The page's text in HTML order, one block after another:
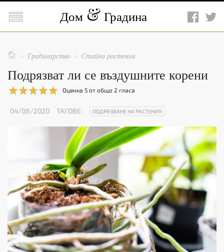
 Дом Градина
  Градинарство  Стайни растения
Подрязват ли се въздушните корени
Оценка 5 от общо 2 гласа
04/08/2020 ТАГОВЕ: ПОДРЯЗВАНЕ НА РАСТЕНИЯ